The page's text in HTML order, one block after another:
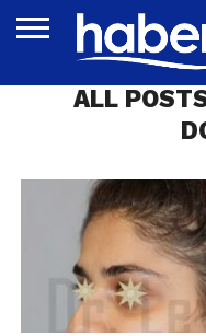
EĞITIM
EKONOMI
GENEL
MAGAZIN
OTOMOTIV
SIYASET
SPOR
TEKNOLOJI
ALL